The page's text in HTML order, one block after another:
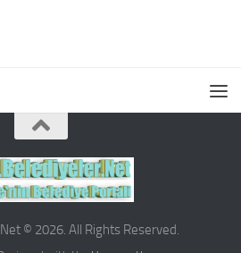
© 2026. All Rights Reserved.